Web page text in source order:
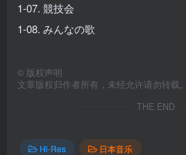
1-07. 競技会
1-08. みんなの歌
© 版权声明
文章版权归作者所有，未经允许请勿转载。
THE END
Hi-Res
日本音乐